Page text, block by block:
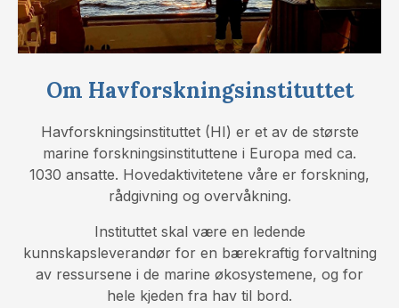
Om Havforskningsinstituttet
Havforskningsinstituttet (HI) er et av de største
marine forskningsinstituttene i Europa med ca.
1030 ansatte. Hovedaktivitetene våre er forskning,
rådgivning og overvåkning.
Instituttet skal være en ledende
kunnskapsleverandør for en bærekraftig forvaltning
av ressursene i de marine økosystemene, og for
hele kjeden fra hav til bord.